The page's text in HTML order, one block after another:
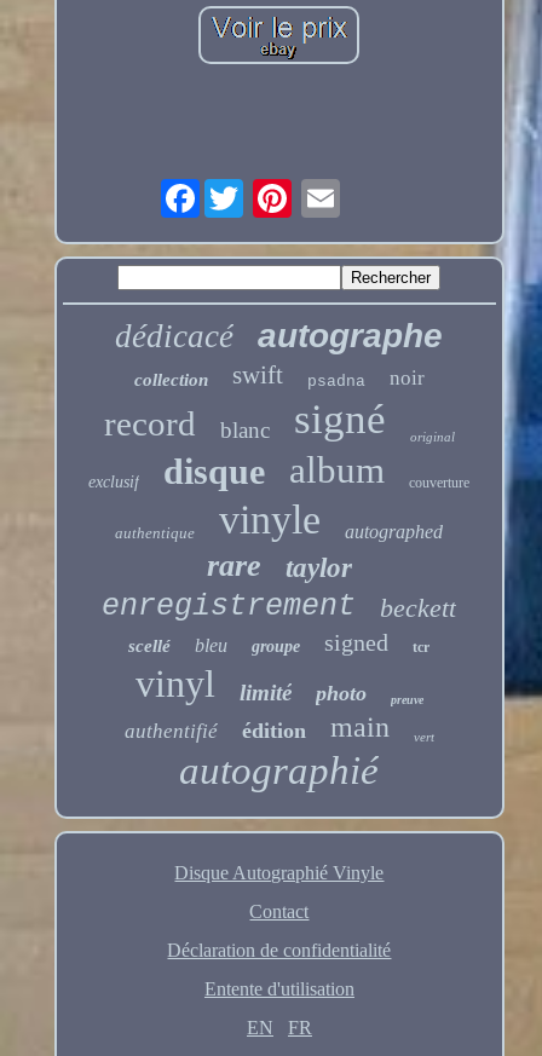
Facebook
dédicacé autographe
collection swift psadna noir
record blanc signé original
exclusif disque album couverture
authentique vinyle autographed
rare taylor
enregistrement beckett
scellé bleu groupe signed tcr
vinyl limité photo preuve
authentifié édition main vert
autographié
Disque Autographié Vinyle
Contact
Déclaration de confidentialité
Entente d'utilisation
EN
FR